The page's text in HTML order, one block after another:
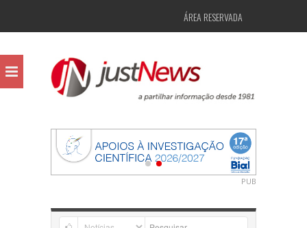
ÁREA RESERVADA
PUB